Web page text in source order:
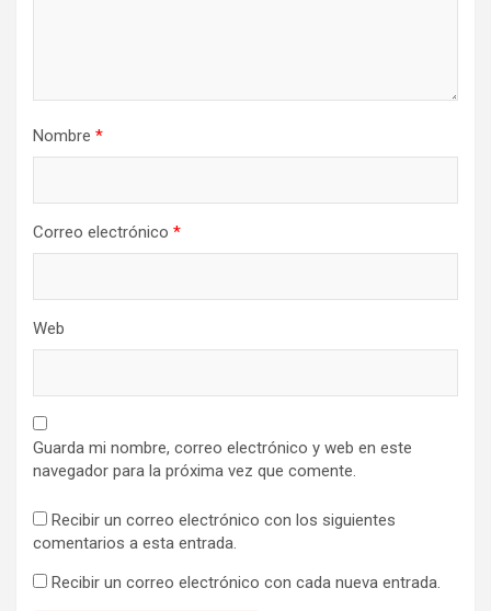
Nombre *
Correo electrónico *
Web
Guarda mi nombre, correo electrónico y web en este
navegador para la próxima vez que comente.
Recibir un correo electrónico con los siguientes
comentarios a esta entrada.
Recibir un correo electrónico con cada nueva entrada.